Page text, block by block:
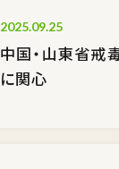
2025.09.25
中国・山東省
に関心